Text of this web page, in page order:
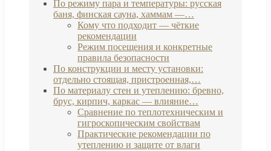
По режиму пара и температуры: русская
баня, финская сауна, хаммам —…
Кому что подходит — чёткие
рекомендации
Режим посещения и конкретные
правила безопасности
По конструкции и месту установки:
отдельно стоящая, пристроенная,…
По материалу стен и утеплению: бревно,
брус, кирпич, каркас — влияние…
Сравнение по теплотехническим и
гигроскопическим свойствам
Практические рекомендации по
утеплению и защите от влаги